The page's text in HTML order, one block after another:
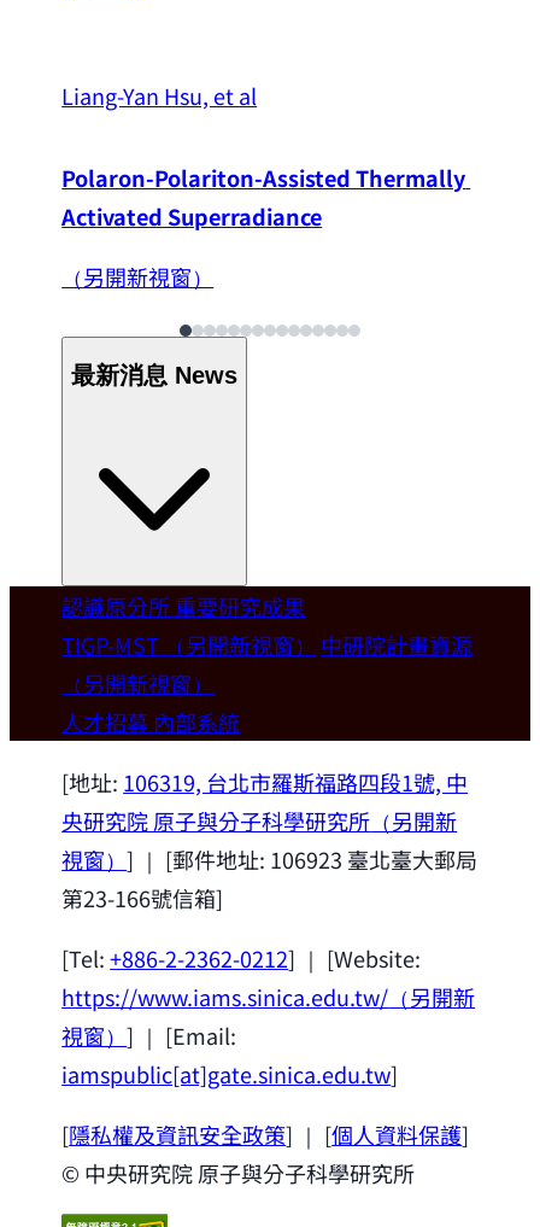
Liang-Yan Hsu, et al
Polaron-Polariton-Assisted Thermally
Activated Superradiance
（另開新視窗）
最新消息 News
Welcome
歡迎本所新聘合聘研究員陳俊維特聘教授
(國立台灣大學材料科學與工程學系)。
2026-07-14
認識原分所重要研究成果
TIGP-MST （另開新視窗）
中研院計畫資源
（另開新視窗）
人才招募 內部系統
[地址: 106319, 台北市羅斯福路四段1號, 中
央研究院 原子與分子科學研究所 （另開新
視窗）] ｜ [郵件地址: 106923 臺北臺大郵局
第23-166號信箱]
[Tel:+886-2-2362-0212] ｜ [Website:
https://www.iams.sinica.edu.tw/ （另開新
視窗）] ｜ [Email:
iamspublic[at]gate.sinica.edu.tw]
[隱私權及資訊安全政策] ｜ [個人資料保護]
© 中央研究院 原子與分子科學研究所